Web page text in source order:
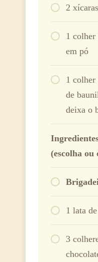
2
1 colher
em pó
1 colher
de
deixa o
(escolha ou
1 lata
3